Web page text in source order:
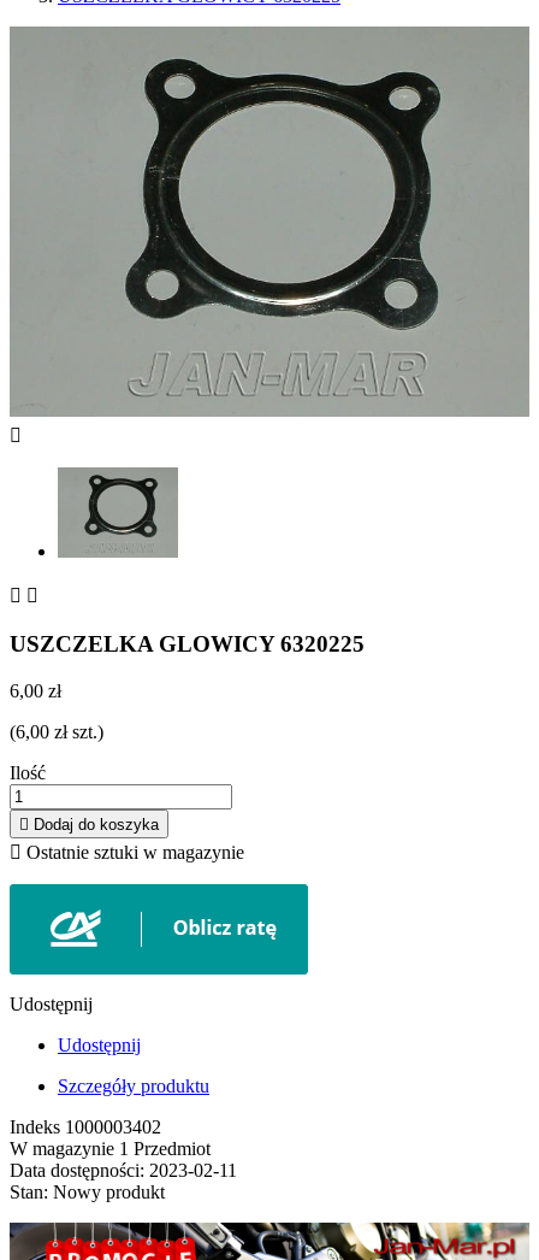

 
USZCZELKA GLOWICY 6320225
6,00 zł
(6,00 zł szt.)
Ilość
 Dodaj do koszyka
 Ostatnie sztuki w magazynie
Udostępnij
Udostępnij
Szczegóły produktu
Indeks 1000003402
W magazynie 1 Przedmiot
Data dostępności: 2023-02-11
Stan: Nowy produkt